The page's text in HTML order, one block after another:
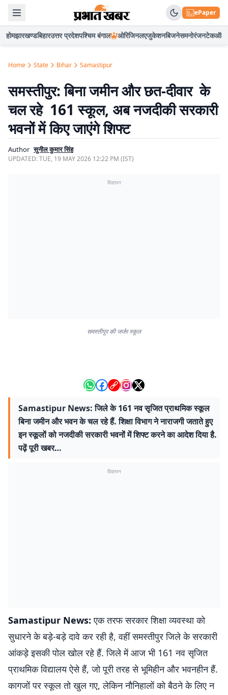
ePaper
होमझारखण्डबिहारउत्तर प्रदेशपश्चिम बंगाल ओरिजिनलएजुकेशनबिजनेसमनोरंजनटेकऑटो
Home State Bihar Samastipur
समस्तीपुर: बिना जमीन और छत-दीवार के
चल रहे 161 स्कूल, अब नजदीकी सरकारी
भवनों में किए जाएंगे शिफ्ट
Author सुनील कुमार सिंह
UPDATED:TUE, 19 MAY 2026 12:22 PM (IST)
विज्ञापन
समस्तीपुर की जर्जर स्कूल
Samastipur News: जिले के 161 नव सृजित प्राथमिक स्कूल
बिना जमीन और भवन के चल रहे हैं. शिक्षा विभाग ने नाराजगी जताते हुए
इन स्कूलों को नजदीकी सरकारी भवनों में शिफ्ट करने का आदेश दिया है.
पढ़ें पूरी खबर…
विज्ञापन
Samastipur News: एक तरफ सरकार शिक्षा व्यवस्था को
सुधारने के बड़े-बड़े दावे कर रही है, वहीं समस्तीपुर जिले के सरकारी
आंकड़े इसकी पोल खोल रहे हैं. जिले में आज भी 161 नव सृजित
प्राथमिक विद्यालय ऐसे हैं, जो पूरी तरह से भूमिहीन और भवनहीन हैं.
कागजों पर स्कूल तो खुल गए, लेकिन नौनिहालों को बैठने के लिए न